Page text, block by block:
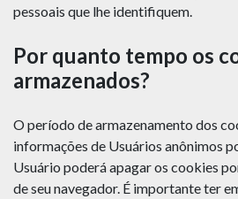
pessoais que lhe identifiquem.
Por quanto tempo os
armazenados?
O período de armazenamento dos
informações de Usuários anônimos
Usuário poderá apagar os cookies
de seu navegador. É importante ter